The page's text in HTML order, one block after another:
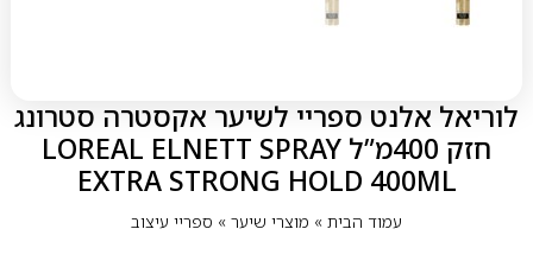
לוריאל אלנט ספריי לשיער אקסטרה סטרונג
חזק 400מ”ל LOREAL ELNETT SPRAY
EXTRA STRONG HOLD 400ML
עמוד הבית» מוצרי שיער» ספריי עיצוב